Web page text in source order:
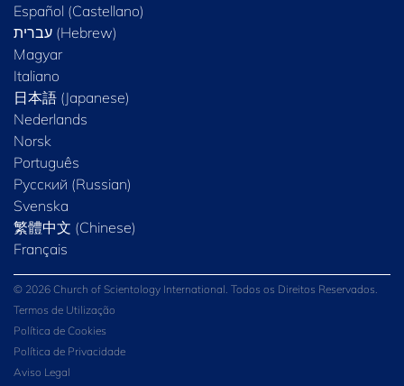
Español (Castellano)
Magyar
Italiano
日本語 (Japanese)
Nederlands
Norsk
Português
Русский (Russian)
Svenska
繁體中文 (Chinese)
Français
© 2026 Church of Scientology International. Todos os Direitos Reservados.
Termos de Utilização
Política de Cookies
Política de Privacidade
Aviso Legal